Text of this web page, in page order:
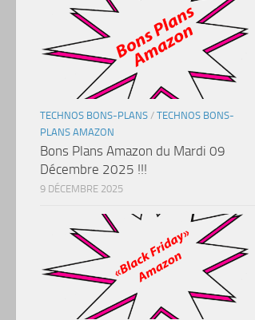
TECHNOS BONS-PLANS / TECHNOS BONS-
PLANS AMAZON
Bons Plans Amazon du Mardi 09
Décembre 2025 !!!
9 DÉCEMBRE 2025